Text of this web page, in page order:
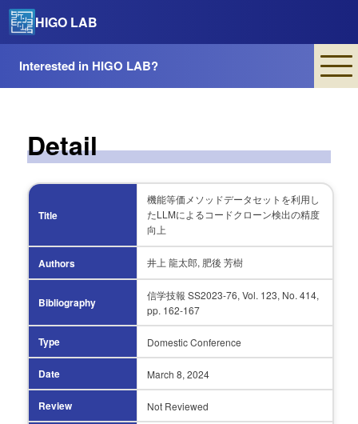
HIGO LAB
Interested in HIGO LAB?
Detail
Title
機能等価メソッドデータセットを利用し
たLLMによるコードクローン検出の精度
向上
Authors 井上 龍太郎, 肥後 芳樹
Bibliography
信学技報 SS2023-76, Vol. 123, No. 414,
pp. 162-167
Type Domestic Conference
Date March 8, 2024
Review Not Reviewed